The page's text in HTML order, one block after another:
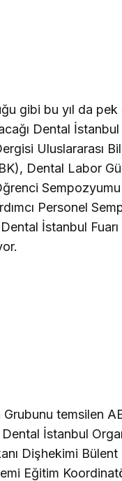
gibi bu yıl da
Dental İstanbul
Uluslararası
Dental Labor
Personel
İstanbul
Grubunu temsilen
Dental İstanbul
Dişhekimi
Eğitim